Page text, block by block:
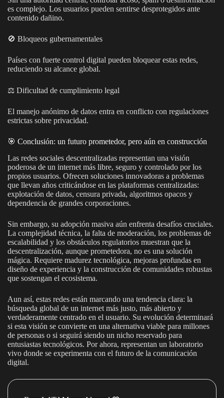
es complejo. Los usuarios pueden sentirse desprotegidos ante
contenido dañino.
🚫 Bloqueos gubernamentales
Países con fuerte control digital pueden bloquear estas redes,
reduciendo su alcance global.
⚖️ Dificultad de cumplimiento legal
El manejo anónimo de datos entra en conflicto con regulaciones
estrictas sobre privacidad.
🎯 Conclusión: un futuro prometedor, pero aún en construcción
Las redes sociales descentralizadas representan una visión
poderosa de un internet más libre, seguro y controlado por los
propios usuarios. Ofrecen soluciones innovadoras a problemas
que llevan años criticándose en las plataformas centralizadas:
explotación de datos, censura privada, algoritmos opacos y
dependencia de grandes corporaciones.
Sin embargo, su adopción masiva aún enfrenta desafíos cruciales.
La complejidad técnica, la falta de moderación, los problemas de
escalabilidad y los obstáculos regulatorios muestran que la
descentralización, aunque prometedora, no es una solución
mágica. Requiere madurez tecnológica, mejoras profundas en
diseño de experiencia y la construcción de comunidades robustas
que sostengan el ecosistema.
Aun así, estas redes están marcando una tendencia clara: la
búsqueda global de un internet más justo, más abierto y
verdaderamente centrado en el usuario. Su evolución determinará
si esta visión se convierte en una alternativa viable para millones
de personas o si seguirá siendo un nicho reservado para
entusiastas tecnológicos. Por ahora, representan un laboratorio
vivo donde se experimenta con el futuro de la comunicación
digital.